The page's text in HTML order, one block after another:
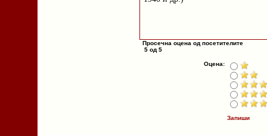
Просечна оцена од посетителите
5 од 5
Оцена:
Запиши